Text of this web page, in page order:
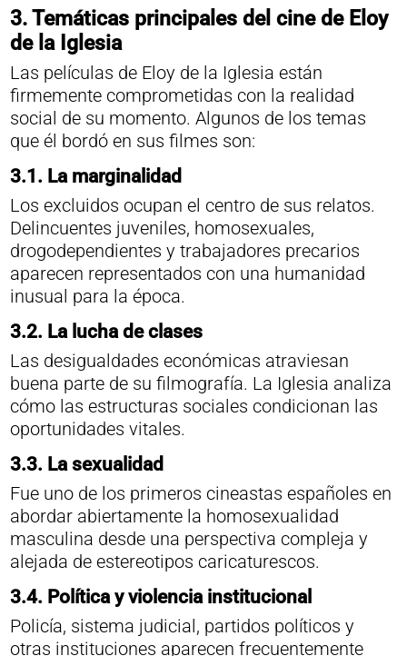
3. Temáticas principales del cine de Eloy
de la Iglesia
Las películas de Eloy de la Iglesia están
firmemente comprometidas con la realidad
social de su momento. Algunos de los temas
que él bordó en sus filmes son:
3.1. La marginalidad
Los excluidos ocupan el centro de sus relatos.
Delincuentes juveniles, homosexuales,
drogodependientes y trabajadores precarios
aparecen representados con una humanidad
inusual para la época.
3.2. La lucha de clases
Las desigualdades económicas atraviesan
buena parte de su filmografía. La Iglesia analiza
cómo las estructuras sociales condicionan las
oportunidades vitales.
3.3. La sexualidad
Fue uno de los primeros cineastas españoles en
abordar abiertamente la homosexualidad
masculina desde una perspectiva compleja y
alejada de estereotipos caricaturescos.
3.4. Política y violencia institucional
Policía, sistema judicial, partidos políticos y
otras instituciones aparecen frecuentemente